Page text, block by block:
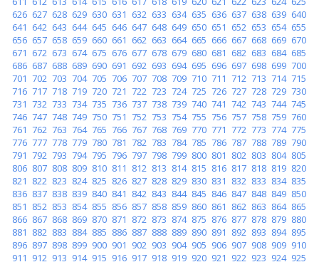
626 627 628 629 630 631 632 633 634 635 636 637 638 639 640
641 642 643 644 645 646 647 648 649 650 651 652 653 654 655
656 657 658 659 660 661 662 663 664 665 666 667 668 669 670
671 672 673 674 675 676 677 678 679 680 681 682 683 684 685
686 687 688 689 690 691 692 693 694 695 696 697 698 699 700
701 702 703 704 705 706 707 708 709 710 711 712 713 714 715
716 717 718 719 720 721 722 723 724 725 726 727 728 729 730
731 732 733 734 735 736 737 738 739 740 741 742 743 744 745
746 747 748 749 750 751 752 753 754 755 756 757 758 759 760
761 762 763 764 765 766 767 768 769 770 771 772 773 774 775
776 777 778 779 780 781 782 783 784 785 786 787 788 789 790
791 792 793 794 795 796 797 798 799 800 801 802 803 804 805
806 807 808 809 810 811 812 813 814 815 816 817 818 819 820
821 822 823 824 825 826 827 828 829 830 831 832 833 834 835
836 837 838 839 840 841 842 843 844 845 846 847 848 849 850
851 852 853 854 855 856 857 858 859 860 861 862 863 864 865
866 867 868 869 870 871 872 873 874 875 876 877 878 879 880
881 882 883 884 885 886 887 888 889 890 891 892 893 894 895
896 897 898 899 900 901 902 903 904 905 906 907 908 909 910
911 912 913 914 915 916 917 918 919 920 921 922 923 924 925